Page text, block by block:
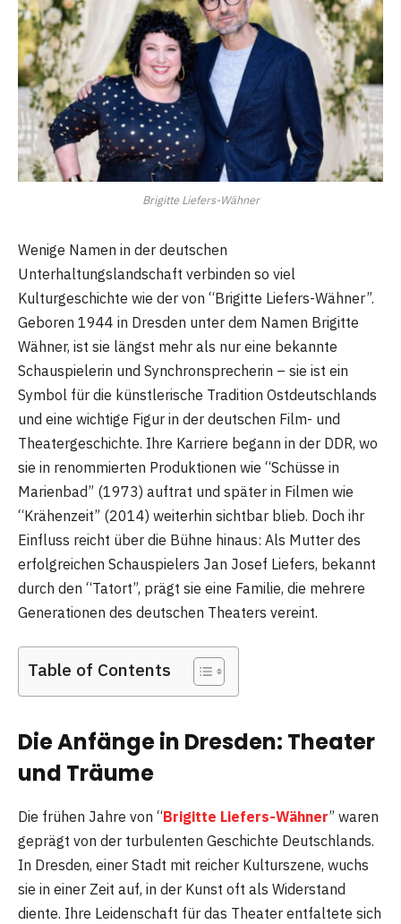
Brigitte Liefers-Wähner
Wenige Namen in der deutschen
Unterhaltungslandschaft verbinden so viel
Kulturgeschichte wie der von “Brigitte Liefers-Wähner”.
Geboren 1944 in Dresden unter dem Namen Brigitte
Wähner, ist sie längst mehr als nur eine bekannte
Schauspielerin und Synchronsprecherin – sie ist ein
Symbol für die künstlerische Tradition Ostdeutschlands
und eine wichtige Figur in der deutschen Film- und
Theatergeschichte. Ihre Karriere begann in der DDR, wo
sie in renommierten Produktionen wie “Schüsse in
Marienbad” (1973) auftrat und später in Filmen wie
“Krähenzeit” (2014) weiterhin sichtbar blieb. Doch ihr
Einfluss reicht über die Bühne hinaus: Als Mutter des
erfolgreichen Schauspielers Jan Josef Liefers, bekannt
durch den “Tatort”, prägt sie eine Familie, die mehrere
Generationen des deutschen Theaters vereint.
Table of Contents
Die Anfänge in Dresden: Theater
und Träume
Die frühen Jahre von “Brigitte Liefers-Wähner” waren
geprägt von der turbulenten Geschichte Deutschlands.
In Dresden, einer Stadt mit reicher Kulturszene, wuchs
sie in einer Zeit auf, in der Kunst oft als Widerstand
diente. Ihre Leidenschaft für das Theater entfaltete sich